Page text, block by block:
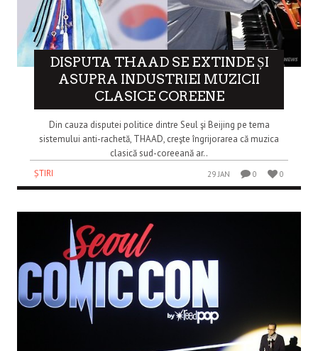
DISPUTA THAAD SE EXTINDE ȘI
ASUPRA INDUSTRIEI MUZICII
CLASICE COREENE
Din cauza disputei politice dintre Seul şi Beijing pe tema
sistemului anti-rachetă, THAAD, creşte îngrijorarea că muzica
clasică sud-coreeană ar..
ȘTIRI
29 JAN 0 0